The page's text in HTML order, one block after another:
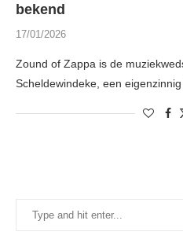
bekend
17/01/2026
Zound of Zappa is de
Scheldewindeke, een